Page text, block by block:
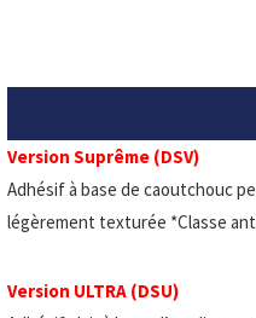
Version Suprême (DSV)
Adhésif à base de caoutchouc
légèrement texturée *Classe
Version ULTRA (DSU)